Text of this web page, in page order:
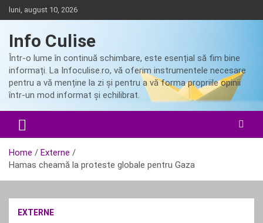
Skip
to
luni, august 10, 2026
Info Culise
Într-o lume în continuă schimbare, este esențial să fim bine
informați. La Infoculise.ro, vă oferim instrumentele necesare
pentru a vă menține la zi și pentru a vă forma propriile opinii
într-un mod informat și echilibrat.
Home
Externe
Hamas cheamă la proteste globale pentru Gaza
EXTERNE